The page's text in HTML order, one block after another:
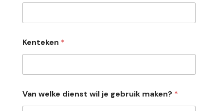
Kenteken *
o
e
Van welke dienst wil je gebruik maken? *